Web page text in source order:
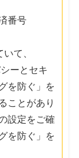
番号
て、
ーとセキ
を防ぐ」を
ことがあり
設定をご確
を防ぐ」を